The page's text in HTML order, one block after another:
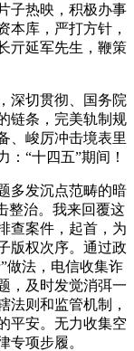
热映，积极办事
本库，严打方针，
亓延军先生，鞭策
切贯彻、国务院
链条，完美轨制规
、峻厉冲击境表里
“十四五”期间！
发沉点范畴的暗
整治。我来回覆这
查案件，起首，为
版权次序。通过政
做法，电信收集诈
，及时发觉消弭一
法则和监管机制，
平安。无力收集空
专项步履。